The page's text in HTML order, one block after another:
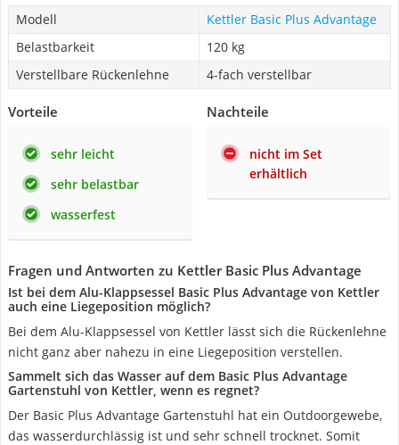
Modell
Kettler Basic Plus Advantage
Belastbarkeit
120 kg
Verstellbare Rückenlehne
4-fach verstellbar
Vorteile
sehr leicht
sehr belastbar
wasserfest
Nachteile
nicht im Set
erhältlich
Fragen und Antworten zu Kettler Basic Plus Advantage
Ist bei dem Alu-Klappsessel Basic Plus Advantage von Kettler
auch eine Liegeposition möglich?
Bei dem Alu-Klappsessel von Kettler lässt sich die Rückenlehne
nicht ganz aber nahezu in eine Liegeposition verstellen.
Sammelt sich das Wasser auf dem Basic Plus Advantage
Gartenstuhl von Kettler, wenn es regnet?
Der Basic Plus Advantage Gartenstuhl hat ein Outdoorgewebe,
das wasserdurchlässig ist und sehr schnell trocknet. Somit